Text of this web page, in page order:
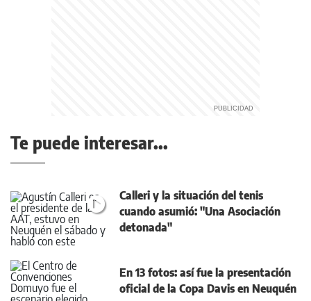
Te puede interesar...
Calleri y la situación del tenis
cuando asumió: "Una Asociación
detonada"
En 13 fotos: así fue la presentación
oficial de la Copa Davis en Neuquén